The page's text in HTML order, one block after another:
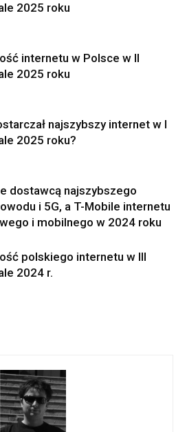
2025 roku
internetu w Polsce w II
2025 roku
najszybszy internet w I
2025 roku?
dostawcą najszybszego
i 5G, a T-Mobile internetu
i mobilnego w 2024 roku
polskiego internetu w III
2024 r.